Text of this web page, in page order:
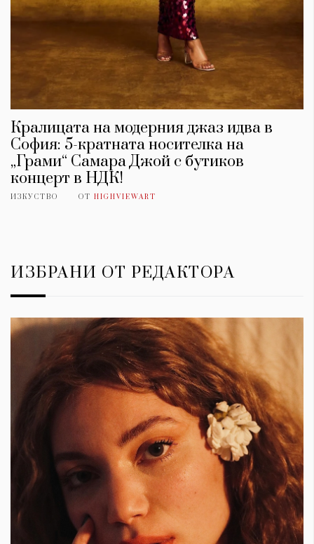
Кралицата на модерния джаз идва в
София: 5-кратната носителка на
„Грами“ Самара Джой с бутиков
концерт в НДК!
ИЗКУСТВО ОТ HIGHVIEWART
ИЗБРАНИ ОТ РЕДАКТОРА